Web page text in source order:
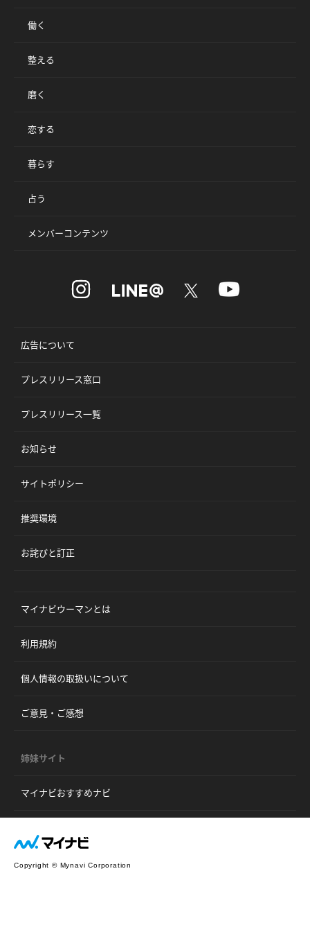
働く
整える
磨く
恋する
暮らす
占う
メンバーコンテンツ
広告について
プレスリリース窓口
プレスリリース一覧
お知らせ
サイトポリシー
推奨環境
お詫びと訂正
マイナビウーマンとは
利用規約
個人情報の取扱いについて
ご意見・ご感想
姉妹サイト
マイナビおすすめナビ
Copyright © Mynavi Corporation